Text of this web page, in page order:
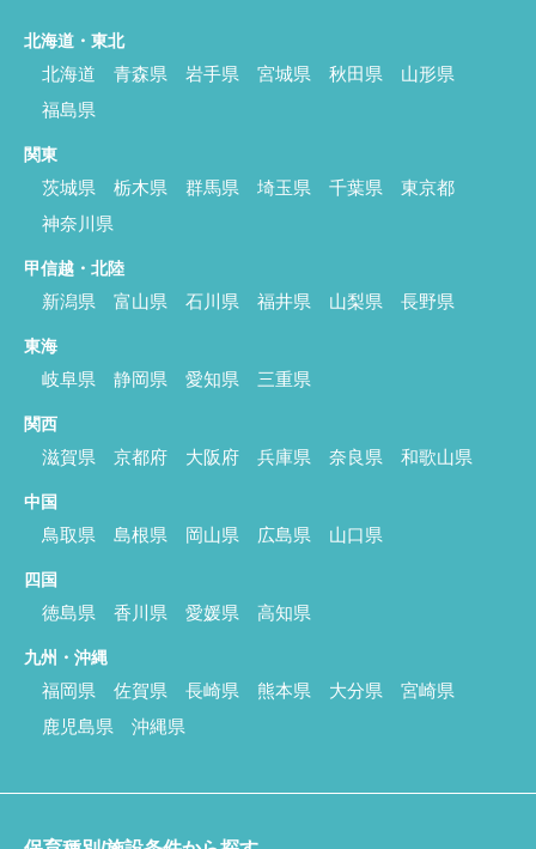
北海道・東北
北海道 青森県 岩手県 宮城県 秋田県
山形県
福島県
関東
茨城県 栃木県 群馬県 埼玉県 千葉県
東京都
神奈川県
甲信越・北陸
新潟県 富山県 石川県 福井県 山梨県 長野県
東海
岐阜県 静岡県 愛知県 三重県
関西
滋賀県 京都府 大阪府 兵庫県 奈良県 和歌山県
中国
鳥取県 島根県 岡山県 広島県 山口県
四国
徳島県 香川県 愛媛県 高知県
九州・沖縄
福岡県 佐賀県 長崎県 熊本県 大分県
宮崎県
鹿児島県
沖縄県